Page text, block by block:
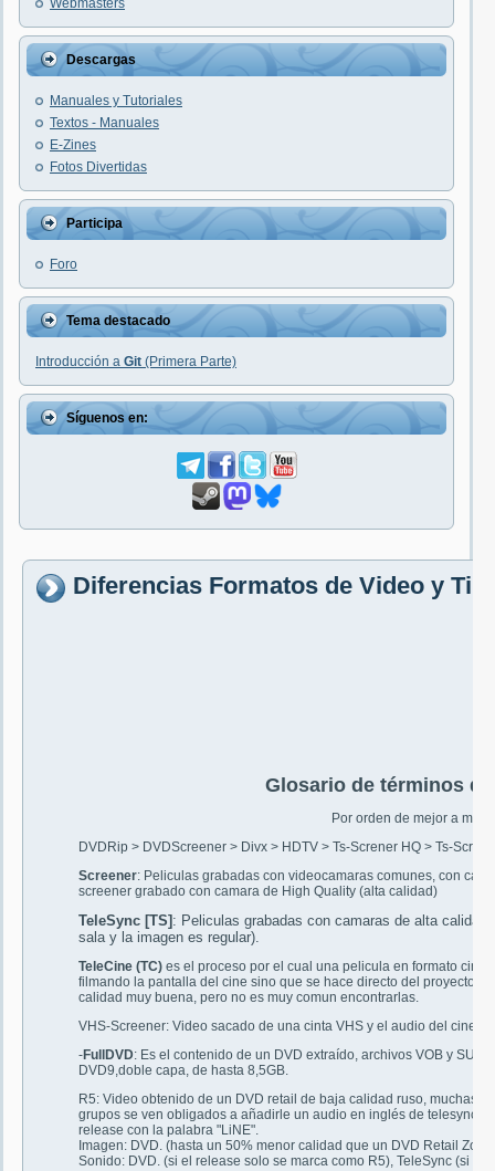
Webmasters
Descargas
Manuales y Tutoriales
Textos - Manuales
E-Zines
Fotos Divertidas
Participa
Foro
Tema destacado
Introducción a Git (Primera Parte)
Síguenos en:
Diferencias Formatos de Video y
Glosario de términos
Por orden de mejor a
DVDRip > DVDScreener > Divx > HDTV > Ts-Screner HQ > Ts-
Screener: Peliculas grabadas con videocamaras comunes, con
screener grabado con camara de High Quality (alta calidad)
TeleSync [TS] : Peliculas grabadas con camaras de alta
sala y la imagen es regular).
TeleCine (TC) es el proceso por el cual una pelicula en formato cine
filmando la pantalla del cine sino que se hace directo del proyector
calidad muy buena, pero no es muy comun encontrarlas.
VHS-Screener: Video sacado de una cinta VHS y el audio del cine.
-FullDVD: Es el contenido de un DVD extraído, archivos VOB y
DVD9,doble capa, de hasta 8,5GB.
R5: Video obtenido de un DVD retail de baja calidad ruso, muchas
grupos se ven obligados a añadirle un audio en inglés de telesync
release con la palabra "LiNE".
Imagen: DVD. (hasta un 50% menor calidad que un DVD Retail
Sonido: DVD. (si el release solo se marca como R5), TeleSync (si el